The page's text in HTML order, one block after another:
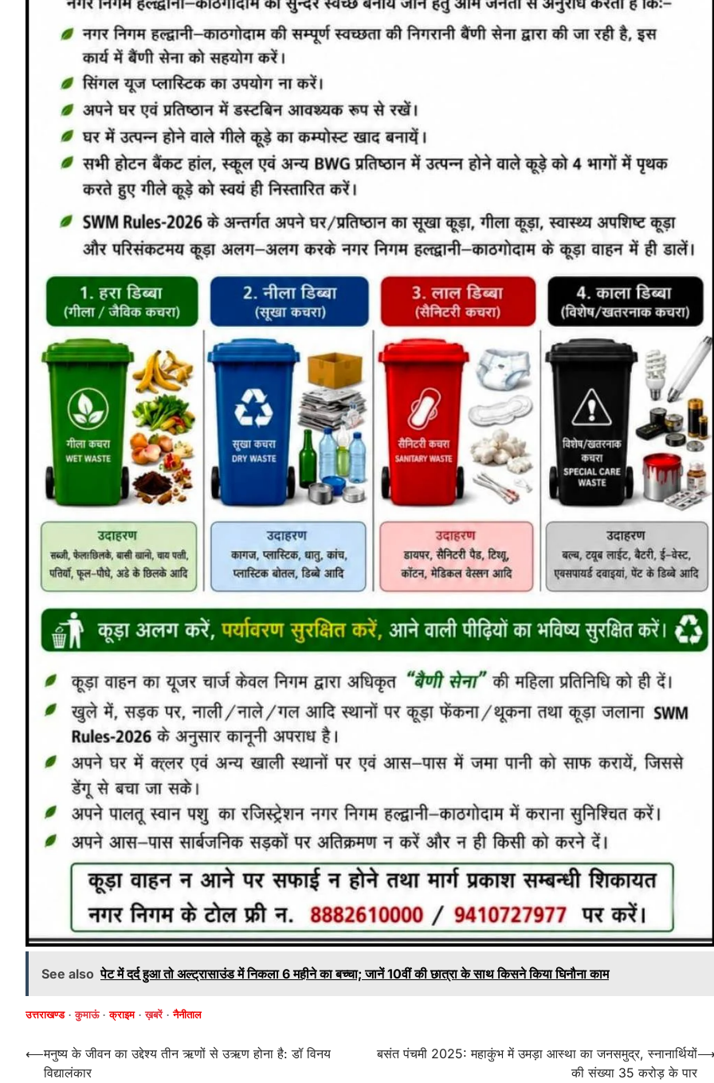
See also पेट में दर्द हुआ तो अल्ट्रासाउंड में निकला 6 महीने का बच्चा; जानें 10वीं की छात्रा के साथ किसने किया घिनौना काम
उत्तराखण्ड कुमाऊं क्राइम ख़बरें नैनीताल
Post
⟵मनुष्य के जीवन का उद्देश्य तीन ऋणों से उऋण होना है: डॉ विनय
विद्यालंकार
बसंत पंचमी 2025: महाकुंभ में उमड़ा आस्था का जनसमुद्र, स्नानार्थियों
की संख्या 35 करोड़ के पार
⟶